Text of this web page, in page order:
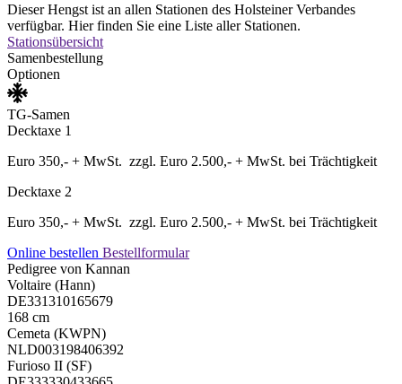
Dieser Hengst ist an allen Stationen des Holsteiner Verbandes
verfügbar. Hier finden Sie eine Liste aller Stationen.
Stationsübersicht
Samenbestellung
Optionen
TG-Samen
Decktaxe 1
Euro 350,- + MwSt. zzgl. Euro 2.500,- + MwSt. bei Trächtigkeit
Decktaxe 2
Euro 350,- + MwSt. zzgl. Euro 2.500,- + MwSt. bei Trächtigkeit
Online bestellen Bestellformular
Pedigree von Kannan
Voltaire (Hann)
DE331310165679
168 cm
Cemeta (KWPN)
NLD003198406392
Furioso II (SF)